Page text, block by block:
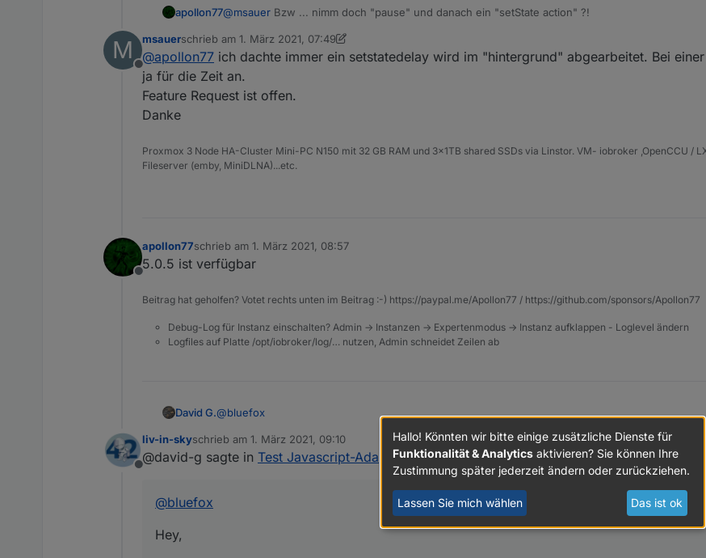
apollon77@msauer Bzw ... nimm doch "pause" und danach ein "setState action" ?!
M
Offline
msauerschrieb am 1. März 2021, 07:49
zuletzt editiert von msauer3. Jan. 2021, 08:50
@apollon77 ich dachte immer ein setstatedelay wird im "hintergrund" abgearbeitet. Bei
ja für die Zeit an.
Feature Request ist offen.
Danke
Proxmox 3 Node HA-Cluster Mini-PC N150 mit 32 GB RAM und 3x1TB shared SSDs via Linstor. VM- iobroker ,OpenCCU /
Fileserver (emby, MiniDLNA)...etc.
Offline
apollon77schrieb am 1. März 2021, 08:57
zuletzt editiert von
5.0.5 ist verfügbar
Beitrag hat geholfen? Votet rechts unten im Beitrag :-) https://paypal.me/Apollon77 / https://github.com/sponsors/Apollon77
Debug-Log für Instanz einschalten? Admin -> Instanzen -> Expertenmodus -> Instanz aufklappen - Loglevel ändern
Logfiles auf Platte /opt/iobroker/log/… nutzen, Admin schneidet Zeilen ab
David G.@bluefox
Hey,
Hätten mir in den Anfangszeiten bestimmt geholfen.
Wurde am Adapte neben den Rules noch viel verändert?
Offline
liv-in-skyschrieb am 1. März 2021, 09:10
zuletzt editiert von
@david-g sagte in Test Javascript-Adapter 5.0.5 - RULES:
@bluefox
Hey,
Hallo! Könnten wir bitte einige zusätzliche Dienste für
Funktionalität & Analytics aktivieren? Sie können Ihre
Zustimmung später jederzeit ändern oder zurückziehen.
Lassen Sie mich wählen Das ist ok